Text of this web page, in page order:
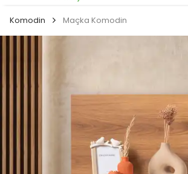
Komodin Maçka Komodin